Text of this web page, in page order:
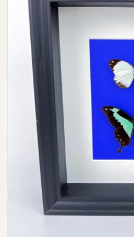
Open media 0 in modal